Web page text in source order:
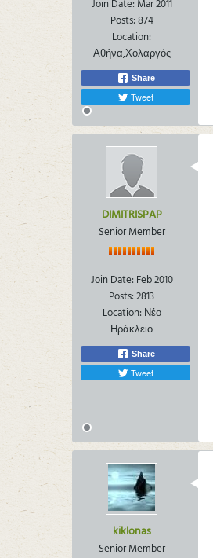
Join Date: Mar 2011
Posts:874
Location:
Αθήνα,Χολαργός
Share
Tweet
DIMITRISPAP
Senior Member
Join Date: Feb 2010
Posts:2813
Location: Νέο
Ηράκλειο
Share
Tweet
kiklonas
Senior Member